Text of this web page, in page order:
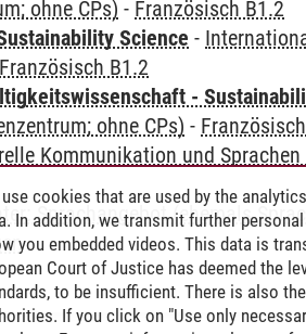
ohne CPs) - Französisch B1.2
Science -
Französisch B1.2
-
ohne CPs) -
Kommunikation und Sprachen
Sprachangebot (ehemals
use cookies that are used by the
In addition, we transmit further
you embedded videos. This data is
Court of Justice has deemed the
to be insufficient. There is also
If you click on "Use only